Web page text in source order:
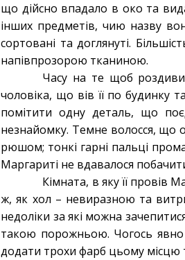
що дійсно впадало в око та
інших предметів, чию назву
сортовані та доглянуті.
напівпрозорою тканиною.
Часу на те щоб
чоловіка, що вів її по будинку
помітити одну деталь, що
незнайомку. Темне волосся, що
рюшом; тонкі гарні пальці
Маргариті не вдавалося
Кімната, в яку її провів
ж, як хол – невиразною та
недоліки за які можна
такою порожньою. Чогось явно
додати трохи фарб цьому місцю